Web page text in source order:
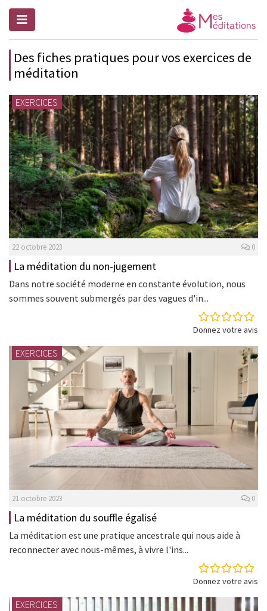
Des fiches pratiques pour vos exercices de
méditation
EXERCICES
22 octobre 2023 0
La méditation du non-jugement
Dans notre société moderne en constante évolution, nous
sommes souvent submergés par des vagues d'in...
Donnez votre avis
EXERCICES
21 octobre 2023 0
La méditation du souffle égalisé
La méditation est une pratique ancestrale qui nous aide à
reconnecter avec nous-mêmes, à vivre l'ins...
Donnez votre avis
EXERCICES